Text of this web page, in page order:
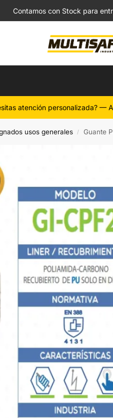
Contamos con Stock para
atención personalizada? —
usos generales / Guante